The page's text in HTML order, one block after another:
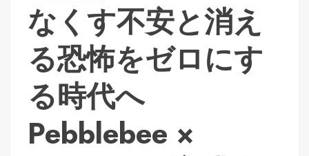
なくす不安と消え
る恐怖をゼロにす
る時代へ
Pebblebee ×